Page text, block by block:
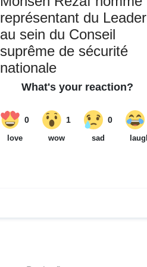
représentant du Leader
au sein du Conseil
suprême de sécurité
nationale